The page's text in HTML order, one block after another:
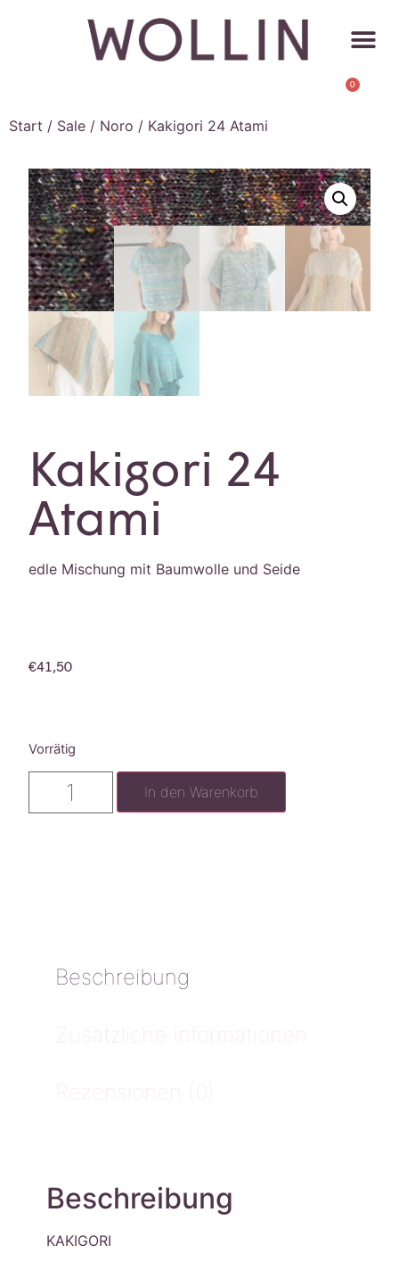
0
Start / Sale / Noro / Kakigori 24 Atami
Kakigori 24
Atami
edle Mischung mit Baumwolle und Seide
€41,50
Vorrätig
In den Warenkorb
Beschreibung
Zusätzliche Informationen
Rezensionen (0)
Beschreibung
KAKIGORI